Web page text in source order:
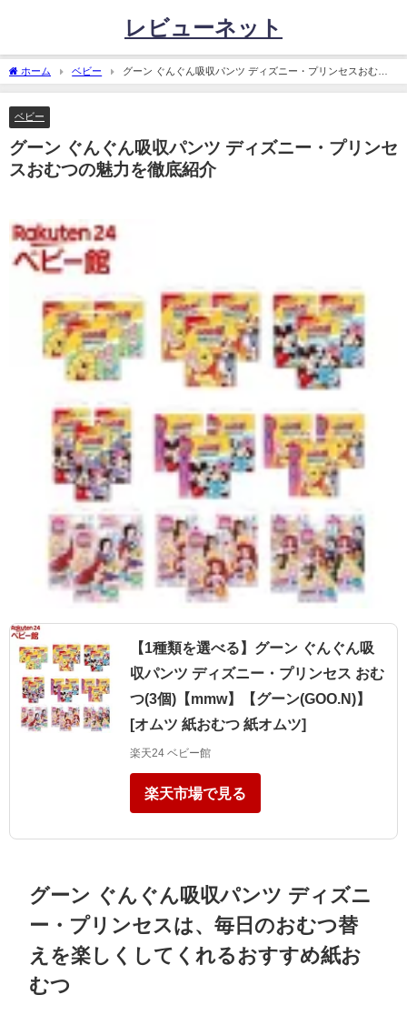
レビューネット
ホーム ベビー
グーン ぐんぐん吸収パンツ ディズニー・プリンセスおむつ
の魅力を徹底紹介
ベビー
グーン ぐんぐん吸収パンツ ディズニー・プリンセ
スおむつの魅力を徹底紹介
【1種類を選べる】グーン ぐんぐん吸
収パンツ ディズニー・プリンセス おむ
つ(3個)【mmw】【グーン(GOO.N)】
[オムツ 紙おむつ 紙オムツ]
楽天24 ベビー館
楽天市場で見る
グーン ぐんぐん吸収パンツ ディズニ
ー・プリンセスは、毎日のおむつ替
えを楽しくしてくれるおすすめ紙お
むつ